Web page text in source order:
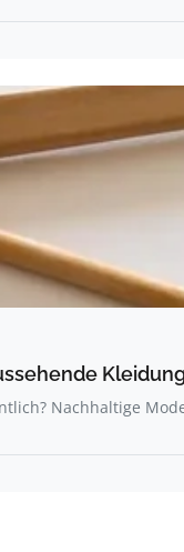
Nachhaltige